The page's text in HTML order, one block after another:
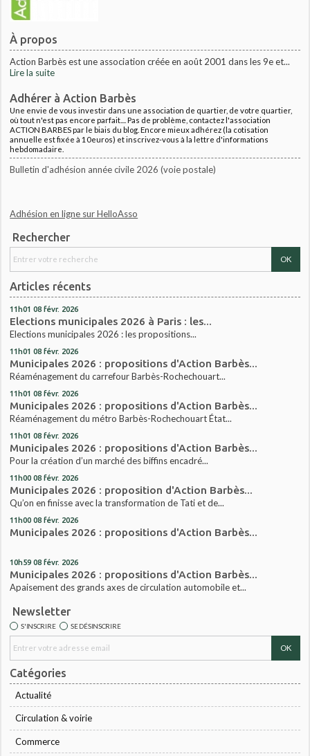
À propos
Action Barbès est une association créée en août 2001 dans les 9e et...
Lire la suite
Adhérer à Action Barbès
Une envie de vous investir dans une association de quartier, de votre quartier,
où tout n'est pas encore parfait.... Pas de problème, contactez l'association
ACTION BARBES par le biais du blog. Encore mieux adhérez (la cotisation
annuelle est fixée à 10euros) et inscrivez-vous à la lettre d'informations
hebdomadaire.
Bulletin d'adhésion année civile 2026 (voie postale)
Adhésion en ligne sur HelloAsso
Rechercher
Articles récents
11h01 08 févr. 2026
Elections municipales 2026 à Paris : les...
Elections municipales 2026 : les propositions...
11h01 08 févr. 2026
Municipales 2026 : propositions d'Action Barbès...
Réaménagement du carrefour Barbès-Rochechouart...
11h01 08 févr. 2026
Municipales 2026 : propositions d'Action Barbès...
Réaménagement du métro Barbès-Rochechouart État...
11h01 08 févr. 2026
Municipales 2026 : propositions d'Action Barbès...
Pour la création d’un marché des biffins encadré...
11h00 08 févr. 2026
Municipales 2026 : proposition d'Action Barbès...
Qu’on en finisse avec la transformation de Tati et de...
11h00 08 févr. 2026
Municipales 2026 : propositions d'Action Barbès...
10h59 08 févr. 2026
Municipales 2026 : propositions d'Action Barbès...
Apaisement des grands axes de circulation automobile et...
Newsletter
S'INSCRIRE SE DÉSINSCRIRE
Catégories
Actualité
Circulation & voirie
Commerce